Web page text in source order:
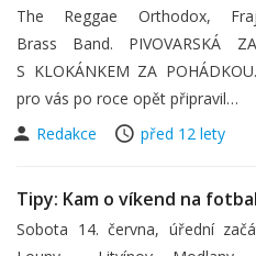
The Reggae Orthodox,
Brass Band. PIVOVARSKÁ
S KLOKÁNKEM ZA
pro vás po roce opět připravil…
Redakce
před 12 lety
Tipy: Kam o víkend na fotbal
Sobota 14. června, úřední